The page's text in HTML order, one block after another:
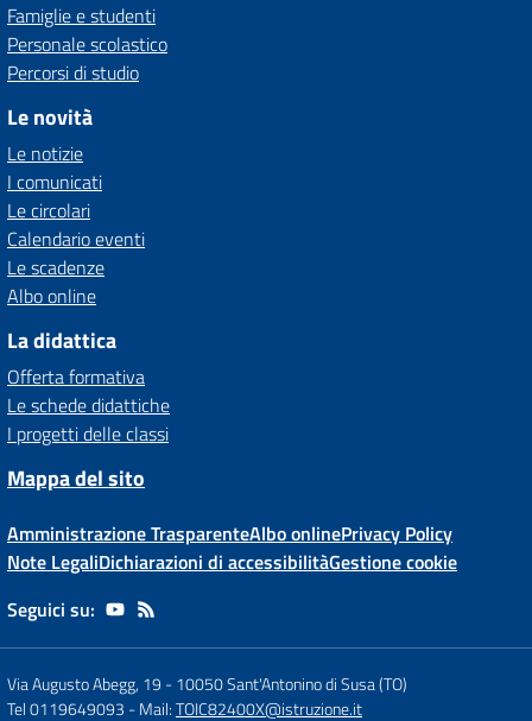
Famiglie e studenti
Personale scolastico
Percorsi di studio
Le novità
Le notizie
I comunicati
Le circolari
Calendario eventi
Le scadenze
Albo online
La didattica
Offerta formativa
Le schede didattiche
I progetti delle classi
Mappa del sito
Amministrazione TrasparenteAlbo onlinePrivacy Policy
Note LegaliDichiarazioni di accessibilitàGestione cookie
Seguici su:
Via Augusto Abegg, 19 -10050 Sant'Antonino di Susa (TO)
Tel 0119649093 - Mail:TOIC82400X@istruzione.it